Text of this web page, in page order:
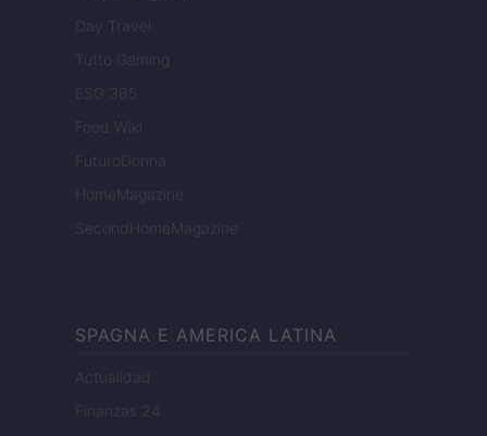
Day Travel
Tutto Gaming
ESG 365
Food Wiki
FuturoDonna
HomeMagazine
SecondHomeMagazine
SPAGNA E AMERICA LATINA
Actualidad
Finanzas 24